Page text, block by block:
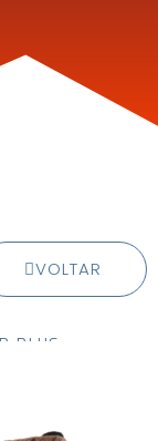
VOLTAR
PLUS